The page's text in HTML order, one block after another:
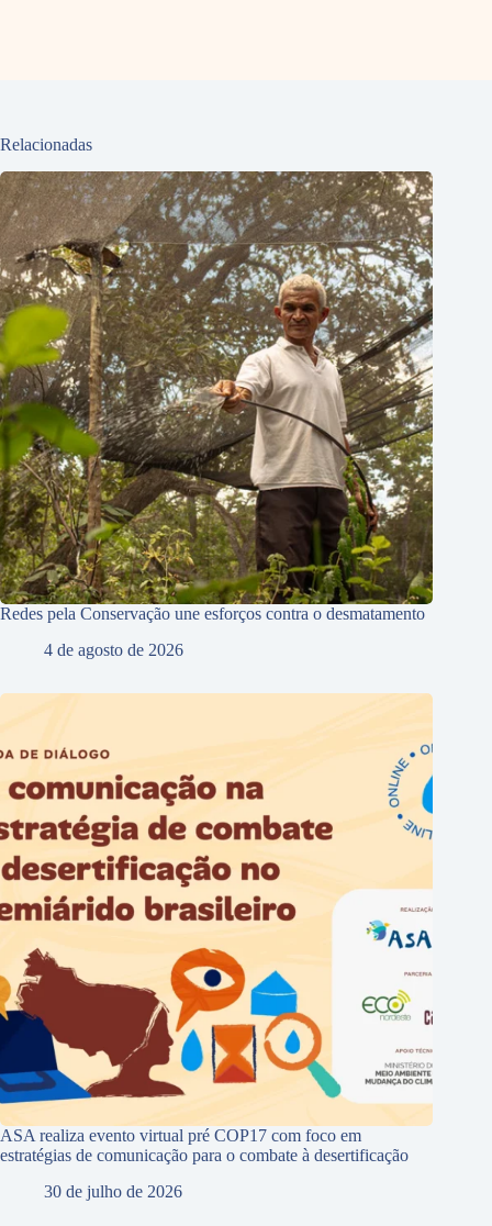
Relacionadas
Redes pela Conservação une esforços contra o desmatamento
4 de agosto de 2026
ASA realiza evento virtual pré COP17 com foco em
estratégias de comunicação para o combate à desertificação
30 de julho de 2026